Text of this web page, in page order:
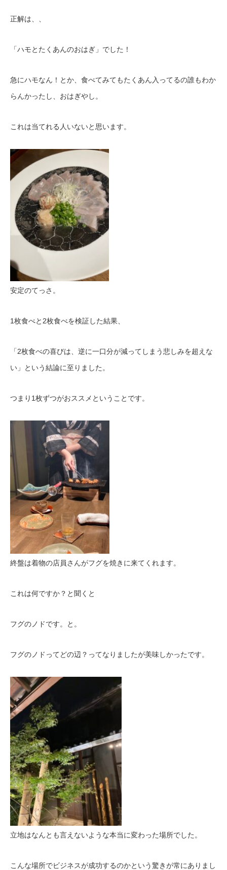
正解は、、
「ハモとたくあんのおはぎ」でした！
急にハモなん！とか、食べてみてもたくあん入ってるの誰もわか
らんかったし、おはぎやし。
これは当てれる人いないと思います。
安定のてっさ。
1枚食べと2枚食べを検証した結果、
「2枚食べの喜びは、逆に一口分が減ってしまう悲しみを超えな
い」という結論に至りました。
つまり1枚ずつがおススメということです。
終盤は着物の店員さんがフグを焼きに来てくれます。
これは何ですか？と聞くと
フグのノドです。と。
フグのノドってどの辺？ってなりましたが美味しかったです。
立地はなんとも言えないような本当に変わった場所でした。
こんな場所でビジネスが成功するのかという驚きが常にありまし